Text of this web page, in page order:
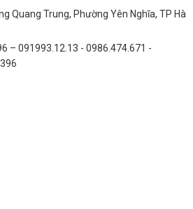
bằng khăn mềm và chất tẩy rửa nhẹ.
sửa chữa đèn nếu không có chuyên
Hỏi Thường Gặp
có những màu sắc
Quang Trung, Phường Yên Nghĩa, TP Hà
– 091993.12.13 - 0986.474.671 -